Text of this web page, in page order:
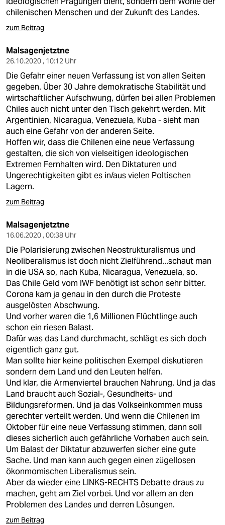
chilenischen Menschen und der Zukunft des Landes.
zum Beitrag
Malsagenjetztne
26.10.2020 , 10:12 Uhr
Die Gefahr einer neuen Verfassung ist von allen Seiten
gegeben. Über 30 Jahre demokratische Stabilität und
wirtschaftlicher Aufschwung, dürfen bei allen Problemen
Chiles auch nicht unter den Tisch gekehrt werden. Mit
Argentinien, Nicaragua, Venezuela, Kuba - sieht man
auch eine Gefahr von der anderen Seite.
Hoffen wir, dass die Chilenen eine neue Verfassung
gestalten, die sich von vielseitigen ideologischen
Extremen Fernhalten wird. Den Diktaturen und
Ungerechtigkeiten gibt es in/aus vielen Poltischen
Lagern.
zum Beitrag
Malsagenjetztne
16.06.2020 , 00:38 Uhr
Die Polarisierung zwischen Neostrukturalismus und
Neoliberalismus ist doch nicht Zielführend...schaut man
in die USA so, nach Kuba, Nicaragua, Venezuela, so.
Das Chile Geld vom IWF benötigt ist schon sehr bitter.
Corona kam ja genau in den durch die Proteste
ausgelösten Abschwung.
Und vorher waren die 1,6 Millionen Flüchtlinge auch
schon ein riesen Balast.
Dafür was das Land durchmacht, schlägt es sich doch
eigentlich ganz gut.
Man sollte hier keine politischen Exempel diskutieren
sondern dem Land und den Leuten helfen.
Und klar, die Armenviertel brauchen Nahrung. Und ja das
Land braucht auch Sozial-, Gesundheits- und
Bildungsreformen. Und ja das Volkseinkommen muss
gerechter verteilt werden. Und wenn die Chilenen im
Oktober für eine neue Verfassung stimmen, dann soll
dieses sicherlich auch gefährliche Vorhaben auch sein.
Um Balast der Diktatur abzuwerfen sicher eine gute
Sache. Und man kann auch gegen einen zügellosen
ökonmomischen Liberalismus sein.
Aber da wieder eine LINKS-RECHTS Debatte draus zu
machen, geht am Ziel vorbei. Und vor allem an den
Problemen des Landes und derren Lösungen.
zum Beitrag